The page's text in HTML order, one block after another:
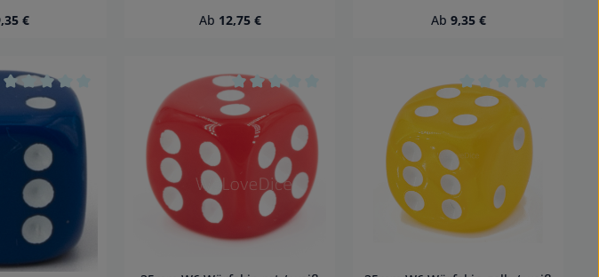
Preis:
€
Kleinteile nicht für Kinder unter
Regulärer Preis:
Ab 12,75 €
Kleinteile nicht für Kinder unter
Regulärer Preis:
Ab 9,35 €
von 5 Sternen
Durchschnittliche Bewertung von 0 von 5 SternenDurchschnittliche Bewertung von 0 von 5 Sternen
Durchschnittliche